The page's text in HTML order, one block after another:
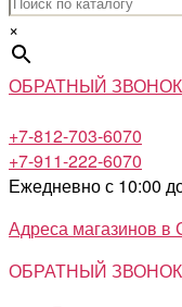
×
ОБРАТНЫЙ ЗВОНОК
+7-812-703-6070
+7-911-222-6070
Ежедневно с 10:00
Адреса магазинов в
ОБРАТНЫЙ ЗВОНОК